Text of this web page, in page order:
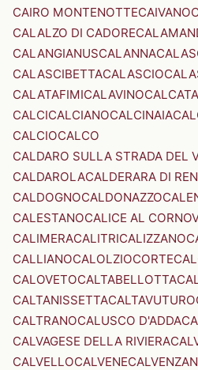
CAIRO MONTENOTTECAIVANO
CALALZO DI CADORE
CALANGIANUSCALANNA
CALASCIBETTACALASCIO
CALATAFIMICALAVINOCALCATA
CALCICALCIANOCALCINAIA
CALCIOCALCO
CALDARO SULLA STRADA DEL
CALDAROLACALDERARA DI
CALDOGNOCALDONAZZO
CALESTANOCALICE AL
CALIMERACALITRICALIZZANO
CALLIANOCALOLZIOCORTE
CALOVETOCALTABELLOTTA
CALTANISSETTACALTAVUTURO
CALTRANOCALUSCO D'ADDA
CALVAGESE DELLA RIVIERA
CALVELLOCALVENE